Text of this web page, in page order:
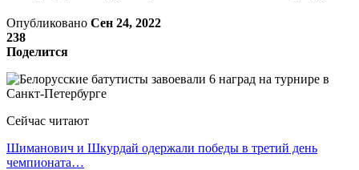
Опубликовано Сен 24, 2022
238
Поделится
Сейчас читают
Шиманович и Шкурдай одержали победы в третий день
чемпионата…